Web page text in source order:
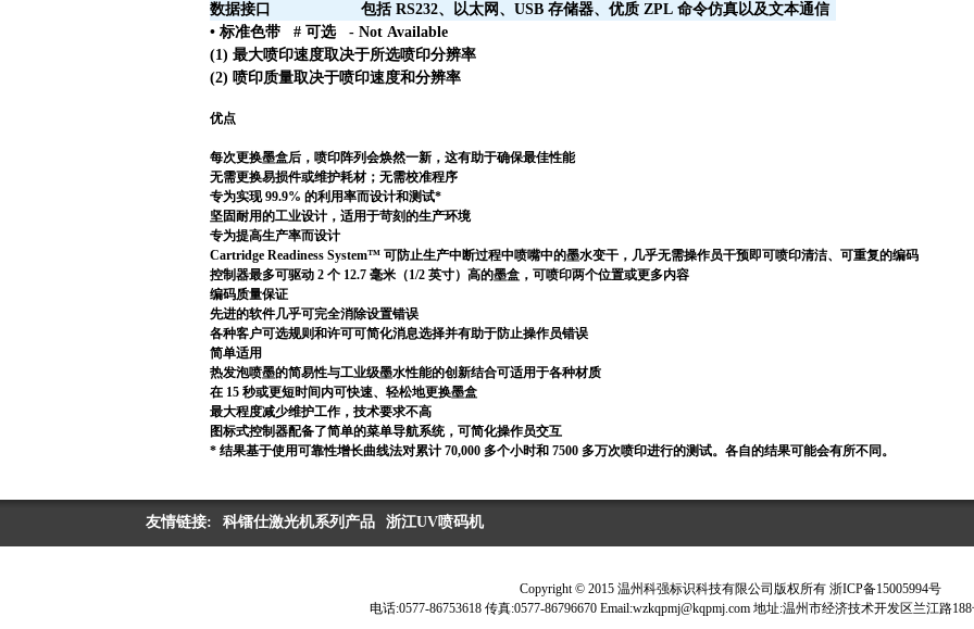
数据接口
包括RS232、以太网、USB存储器、优质ZPL命令仿真以及文本通信
•标准色带#可选- Not Available
(1)最大喷印速度取决于所选喷印分辨率
(2)喷印质量取决于喷印速度和分辨率
优点
每次更换墨盒后，喷印阵列会焕然一新，这有助于确保最佳性能
无需更换易损件或维护耗材；无需校准程序
专为实现 99.9% 的利用率而设计和测试*
坚固耐用的工业设计，适用于苛刻的生产环境
专为提高生产率而设计
Cartridge Readiness System™ 可防止生产中断过程中喷嘴中的墨水变干，几乎无需操作员干预即可喷印清洁、可重复的编码
控制器最多可驱动 2 个 12.7 毫米（1/2 英寸）高的墨盒，可喷印两个位置或更多内容
编码质量保证
先进的软件几乎可完全消除设置错误
各种客户可选规则和许可可简化消息选择并有助于防止操作员错误
简单适用
热发泡喷墨的简易性与工业级墨水性能的创新结合可适用于各种材质
在 15 秒或更短时间内可快速、轻松地更换墨盒
最大程度减少维护工作，技术要求不高
图标式控制器配备了简单的菜单导航系统，可简化操作员交互
* 结果基于使用可靠性增长曲线法对累计 70,000 多个小时和 7500 多万次喷印进行的测试。各自的结果可能会有所不同。
友情链接: 科镭仕激光机系列产品 浙江UV喷码机
Copyright © 2015 温州科强标识科技有限公司版权所有 浙ICP备15005994号
电话:0577-86753618 传真:0577-86796670 Email:wzkqpmj@kqpmj.com 地址:温州市经济技术开发区兰江路